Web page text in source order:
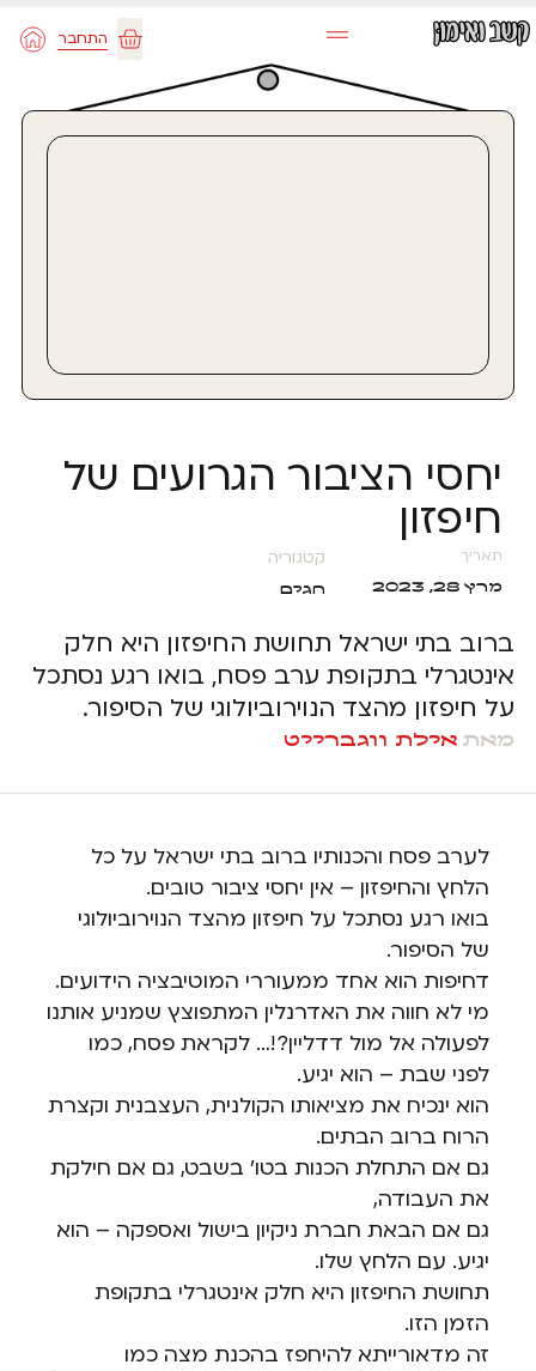
דילוג
לתוכן
עגלת
קניות
התחבר
יחסי הציבור הגרועים של
חיפזון
תאריך
מרץ 28, 2023
קטגוריה
חגים
ברוב בתי ישראל תחושת החיפזון היא חלק
אינטגרלי בתקופת ערב פסח, בואו רגע נסתכל
על חיפזון מהצד הנוירוביולוגי של הסיפור.
מאת אילת ווגברייט
לערב פסח והכנותיו ברוב בתי ישראל על כל
הלחץ והחיפזון – אין יחסי ציבור טובים.
בואו רגע נסתכל על חיפזון מהצד הנוירוביולוגי
של הסיפור.
דחיפות הוא אחד ממעוררי המוטיבציה הידועים.
מי לא חווה את האדרנלין המתפוצץ שמניע אותנו
לפעולה אל מול דדליין?!… לקראת פסח, כמו
לפני שבת – הוא יגיע.
הוא ינכיח את מציאותו הקולנית, העצבנית וקצרת
הרוח ברוב הבתים.
גם אם התחלת הכנות בטו' בשבט, גם אם חילקת
את העבודה,
גם אם הבאת חברת ניקיון בישול ואספקה – הוא
יגיע. עם הלחץ שלו.
תחושת החיפזון היא חלק אינטגרלי בתקופת
הזמן הזו.
זה מדאורייתא להיחפז בהכנת מצה כמו